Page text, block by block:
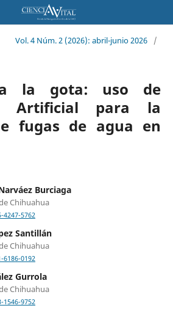
Vol. 4 Núm. 2 (2026): abril-junio 2026
/
la gota: uso de
Artificial para la
fugas de agua en
Burciaga
Chihuahua
5762
Santillán
Chihuahua
0192
Gurrola
Chihuahua
9752